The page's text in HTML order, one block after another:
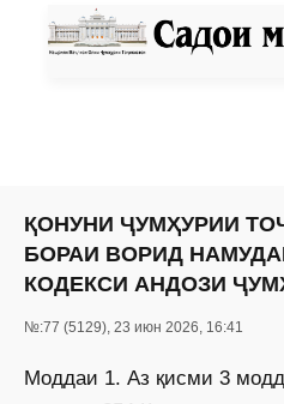
ҚОНУНИ ҶУМҲУРИИ
БОРАИ ВОРИД
КОДЕКСИ АНДОЗИ
№:77 (5129), 23 июн 2026, 16:41
Моддаи 1. Аз қисми 3